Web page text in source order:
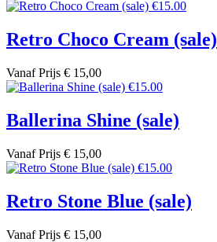
Retro Choco Cream (sale)
VanafPrijs € 15,00
Ballerina Shine (sale)
VanafPrijs € 15,00
Retro Stone Blue (sale)
VanafPrijs € 15,00